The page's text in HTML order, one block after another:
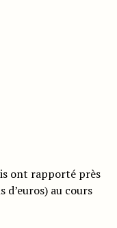
ont rapporté près
au cours